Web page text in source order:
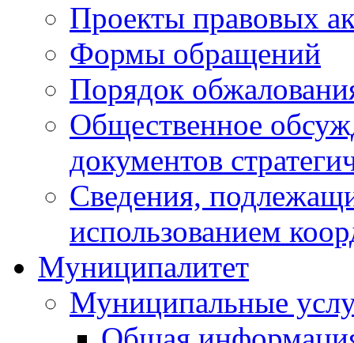
Проекты правовых
Формы обращений
Порядок
Общественное
документов
Сведения,
использованием
Муниципалитет
Муниципальные